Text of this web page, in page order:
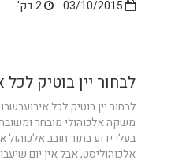
לבחור יין בוטיק לכל
לבחור יין בוטיק לכל
משקה אלכוהולי מובחר
בעלי ידוע בתור חובב אלכוהול
אלכוהוליסט, אבל אין יום